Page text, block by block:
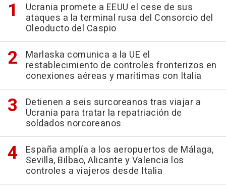
Ucrania promete a EEUU el cese de sus
ataques a la terminal rusa del Consorcio del
Oleoducto del Caspio
Marlaska comunica a la UE el
restablecimiento de controles fronterizos en
conexiones aéreas y marítimas con Italia
Detienen a seis surcoreanos tras viajar a
Ucrania para tratar la repatriación de
soldados norcoreanos
España amplía a los aeropuertos de Málaga,
Sevilla, Bilbao, Alicante y Valencia los
controles a viajeros desde Italia